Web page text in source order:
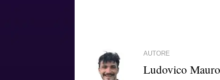
AUTORE
Ludovico Mauro